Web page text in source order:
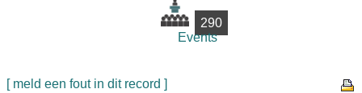
290
Events
[ meld een fout in dit record ]